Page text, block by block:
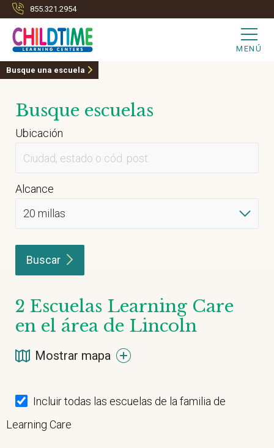
855.321.2954
MENÚ
Busque una escuela
Busque escuelas
Ubicación
Alcance
Buscar
2 Escuelas Learning Care
en el área de Lincoln
Mostrar mapa
Incluir todas las escuelas de la familia de
Learning Care